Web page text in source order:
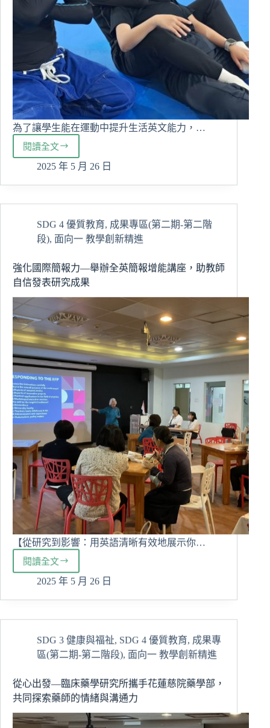
為了讓學生能在運動中提升生活英文能力，…
閱讀全文
學
柔
學
文！
慈
創
新
讓
學
生
邊
動
邊
學
2025 年 5 月 26 日
SDG 4 優質教育, 成果專區(第二期-第二階
段), 面向一 教學創新精進
強化國際簡報力—舉辦全英簡報增能講座，助教師
自信發表研究成果
【從研究到影響：用英語清晰有效地展示你…
閱讀全文
強
化
簡
力
—
辦
全
英
簡
2025 年 5 月 26 日
SDG 3 健康與福祉 SDG 4 優質教育 成果專
區(第二期-第二階段) 面向一 教學創新精進
從心出發—臨床藥學研究所攜手花蓮慈院藥學部，
共同探索藥師的情緒與溝通力